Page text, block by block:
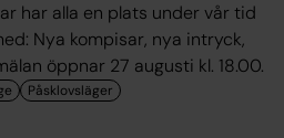
har alla en plats under vår tid
Nya kompisar, nya intryck,
öppnar 27 augusti kl. 18.00.